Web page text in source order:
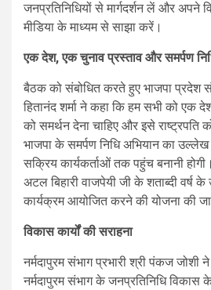
जनप्रतिनिधियों से मार्गदर्शन लें और अपने
मीडिया के माध्यम से साझा करें।
एक देश,एक चुनाव प्रस्ताव और समर्पण
बैठक को संबोधित करते हुए भाजपा प्रदेश
हितानंद शर्मा ने कहा कि हम सभी को एक
को समर्थन देना चाहिए और इसे राष्ट्रपति
भाजपा के समर्पण निधि अभियान का
सक्रिय कार्यकर्ताओं तक पहुंच बनानी
अटल बिहारी वाजपेयी जी के शताब्दी वर्ष के
कार्यक्रम आयोजित करने की योजना की
विकास कार्यों की सराहना
नर्मदापुरम संभाग प्रभारी श्री पंकज जोशी
नर्मदापुरम संभाग के जनप्रतिनिधि विकास